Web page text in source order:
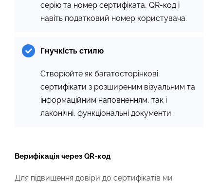
серію та номер сертифіката, QR-код і
навіть податковий номер користувача.
Гнучкість стилю
Створюйте як багатосторінкові
сертифікати з розширеним візуальним та
інформаційним наповненням, так і
лаконічні, функціональні документи.
Верифікація через QR-код
Для підвищення довіри до сертифікатів ми